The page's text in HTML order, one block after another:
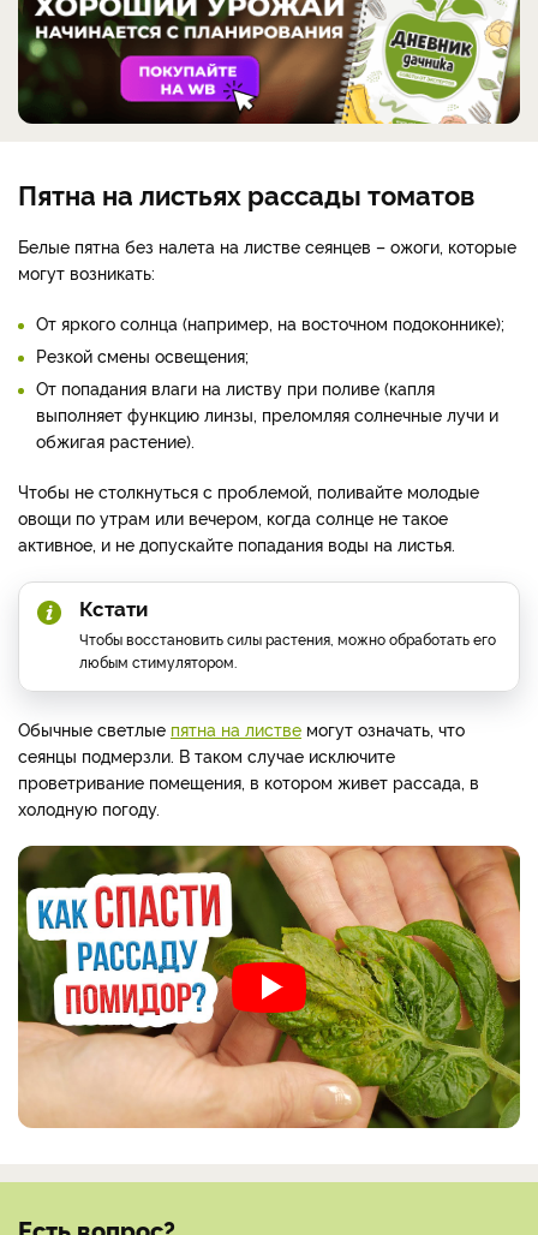
Пятна на листьях рассады томатов
Белые пятна без налета на листве сеянцев – ожоги, которые
могут возникать:
От яркого солнца (например, на восточном подоконнике);
Резкой смены освещения;
От попадания влаги на листву при поливе (капля
выполняет функцию линзы, преломляя солнечные лучи и
обжигая растение).
Чтобы не столкнуться с проблемой, поливайте молодые
овощи по утрам или вечером, когда солнце не такое
активное, и не допускайте попадания воды на листья.
Кстати
Чтобы восстановить силы растения, можно обработать его
любым стимулятором.
Обычные светлые пятна на листве могут означать, что
сеянцы подмерзли. В таком случае исключите
проветривание помещения, в котором живет рассада, в
холодную погоду.